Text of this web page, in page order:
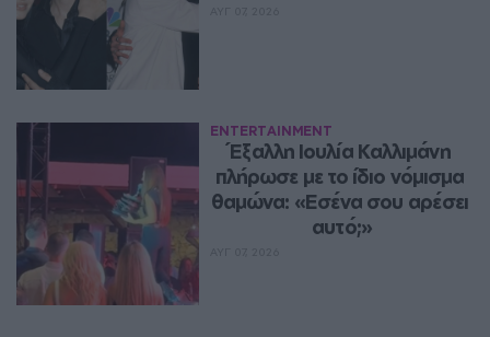
ENTERTAINMENT
Έξαλλη Ιουλία Καλλιμάνη
πλήρωσε με το ίδιο νόμισμα
θαμώνα: «Εσένα σου αρέσει
αυτό;»